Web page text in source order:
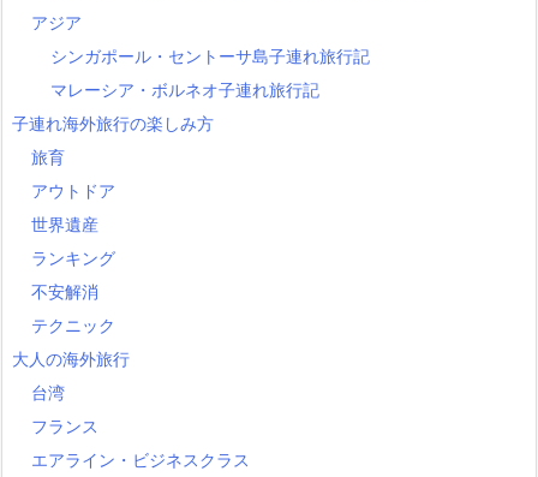
アジア
シンガポール・セントーサ島子連れ旅行記
マレーシア・ボルネオ子連れ旅行記
子連れ海外旅行の楽しみ方
旅育
アウトドア
世界遺産
ランキング
不安解消
テクニック
大人の海外旅行
台湾
フランス
エアライン・ビジネスクラス